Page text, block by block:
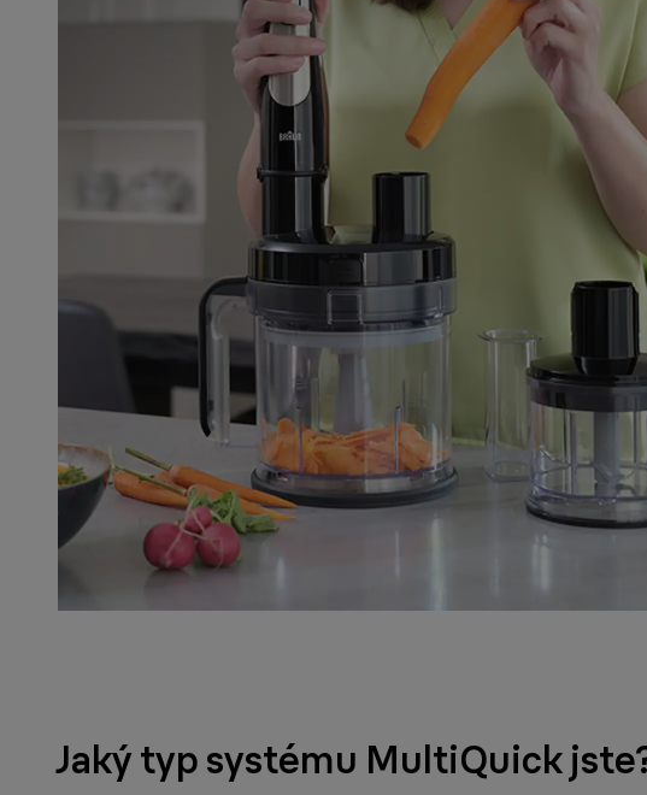
Jaký typ systému MultiQuick